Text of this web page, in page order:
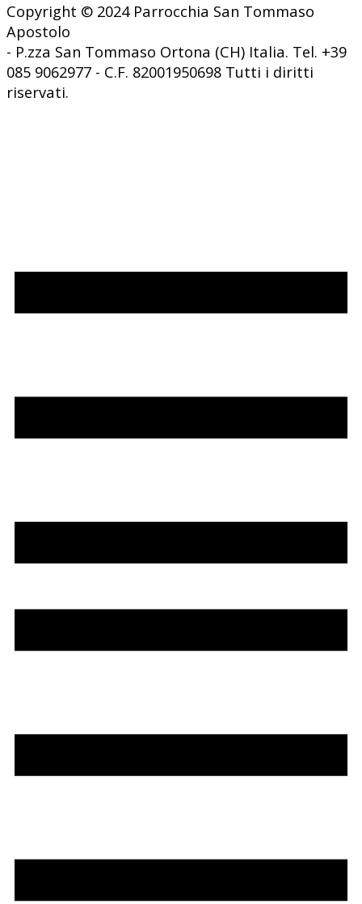
Copyright © 2024 Parrocchia San Tommaso
Apostolo
- P.zza San Tommaso Ortona (CH) Italia. Tel. +39
085 9062977 - C.F. 82001950698 Tutti i diritti
riservati.